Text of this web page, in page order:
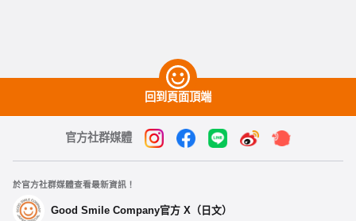
回到頁面頂端
官方社群媒體
於官方社群媒體查看最新資訊！
Good Smile Company官方 X（日文）